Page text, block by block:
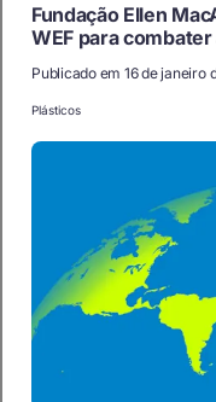
Fundação Ellen
WEF para
Publicado em 16 de janeiro
Plásticos